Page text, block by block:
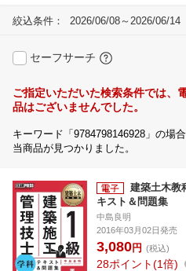
絞込条件： 2026/06/08～2026/06/14
セーフサーチ
ご指定いただいた検索条件では
品はございませんでした。
キーワード「9784798146928」の場
当商品が見つかりました。
建築土木教
キスト＆問題集
中島良明
2016年03月02日発売
3,080円 (税込)
28ポイント 1倍